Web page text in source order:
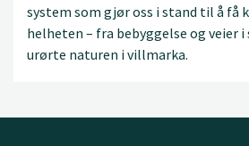
system som gjør oss i stand til å få
helheten – fra bebyggelse og veier
urørte naturen i villmarka.